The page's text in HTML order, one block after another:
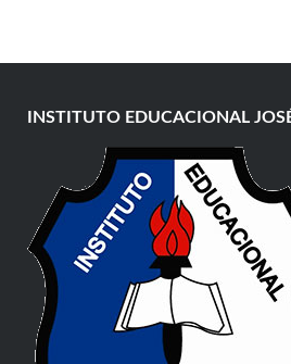
INSTITUTO EDUCACIONAL